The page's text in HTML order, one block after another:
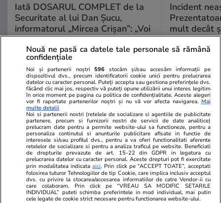
Iată DOSARUL COMPLET de la
Securitate al lui Dan Șucu,
informatorul „Mircea Crișan”: „Voi
respecta toate indicațiile” +
„Timid, greoi în gândire, bâlbâit.
Un mediocru necesar!”
Incident
mult decât
face, e cu
PARTENERI
Nouă ne pasă ca datele tale personale să rămână
confidențiale
Noi și partenerii noștri 596 stocăm și/sau accesăm informații pe
dispozitivul dvs., precum identificatorii cookie unici pentru prelucrarea
datelor cu caracter personal. Puteți accepta sau gestiona preferințele dvs.
făcând clic mai jos, respectiv vă puteți opune utilizării unui interes legitim
în orice moment pe pagina cu politica de confidențialitate. Aceste alegeri
vor fi raportate partenerilor noștri și nu vă vor afecta navigarea. Mai
multe detalii
Noi si partenerii nostri (retelele de socializare si agentiile de publicitate
partenere, precum si furnizorii nostri de servicii de date analitice)
prelucram date pentru a permite website-ului sa functioneze, pentru a
personaliza continutul si anunturile publicitare afisate in functie de
interesele si/sau profilul dvs., pentru a va oferi functionalitati aferente
retelelor de socializare si pentru a analiza traficul pe website. Beneficiati
de drepturile prevazute de art. 15-22 din GDPR in legatura cu
prelucrarea datelor cu caracter personal. Aceste drepturi pot fi exercitate
prin modalitatea indicataaici. Prin click pe “ACCEPT TOATE”, acceptati
folosirea tuturor Tehnologiilor de tip Cookie, care implica inclusiv acceptul
dvs. cu privire la stocarea/accesarea informatiilor de catre Vendor-ii cu
care colaboram. Prin click pe “VREAU SA MODIFIC SETARILE
INDIVIDUAL” puteti schimba preferintele in mod individual, mai putin
cele legate de cookie strict necesare pentru functionarea website-ului.